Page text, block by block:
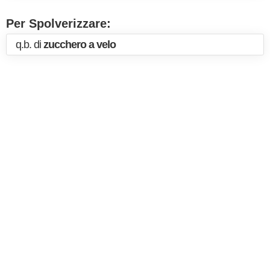
Per Spolverizzare:
q.b. di zucchero a velo